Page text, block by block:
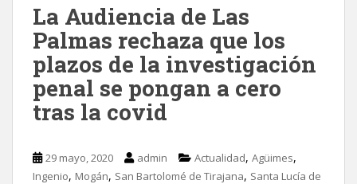
La Audiencia de Las
Palmas rechaza que los
plazos de la investigación
penal se pongan a cero
tras la covid
29 mayo, 2020 admin Actualidad, Agüimes,
Ingenio, Mogán, San Bartolomé de Tirajana, Santa Lucía de